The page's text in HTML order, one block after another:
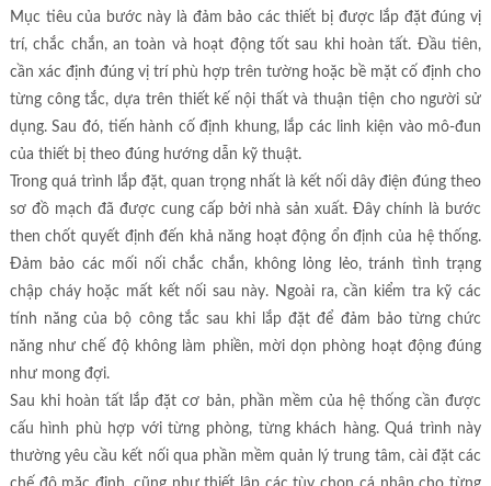
Mục tiêu của bước này là đảm bảo các thiết bị được lắp đặt đúng vị
trí, chắc chắn, an toàn và hoạt động tốt sau khi hoàn tất. Đầu tiên,
cần xác định đúng vị trí phù hợp trên tường hoặc bề mặt cố định cho
từng công tắc, dựa trên thiết kế nội thất và thuận tiện cho người sử
dụng. Sau đó, tiến hành cố định khung, lắp các linh kiện vào mô-đun
của thiết bị theo đúng hướng dẫn kỹ thuật.
Trong quá trình lắp đặt, quan trọng nhất là kết nối dây điện đúng theo
sơ đồ mạch đã được cung cấp bởi nhà sản xuất. Đây chính là bước
then chốt quyết định đến khả năng hoạt động ổn định của hệ thống.
Đảm bảo các mối nối chắc chắn, không lỏng lẻo, tránh tình trạng
chập cháy hoặc mất kết nối sau này. Ngoài ra, cần kiểm tra kỹ các
tính năng của bộ công tắc sau khi lắp đặt để đảm bảo từng chức
năng như chế độ không làm phiền, mời dọn phòng hoạt động đúng
như mong đợi.
Sau khi hoàn tất lắp đặt cơ bản, phần mềm của hệ thống cần được
cấu hình phù hợp với từng phòng, từng khách hàng. Quá trình này
thường yêu cầu kết nối qua phần mềm quản lý trung tâm, cài đặt các